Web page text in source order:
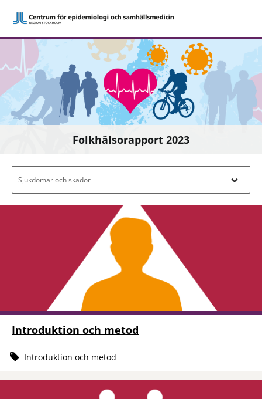
Folkhälsorapport 2023
Sjukdomar och skador
Introduktion och metod
Introduktion och metod